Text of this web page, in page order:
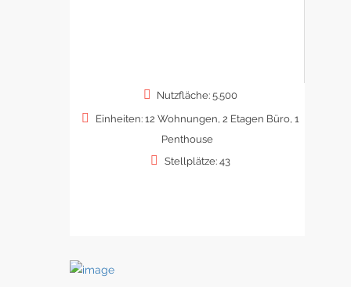
Nutzfläche: 5.500
Einheiten: 12 Wohnungen, 2 Etagen Büro, 1
Penthouse
Stellplätze: 43